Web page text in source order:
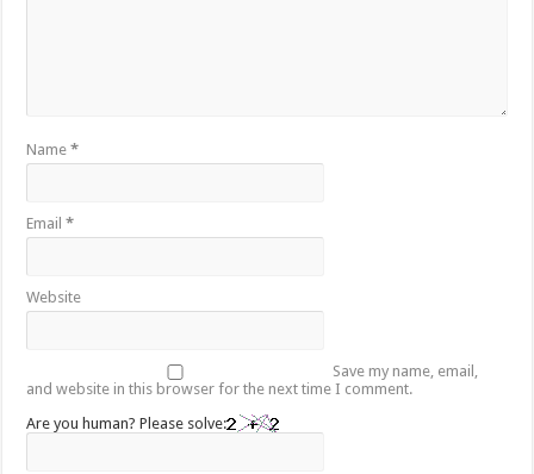
Name*
Email*
Website
Save my name, email,
and website in this browser for the next time I comment.
Are you human? Please solve: